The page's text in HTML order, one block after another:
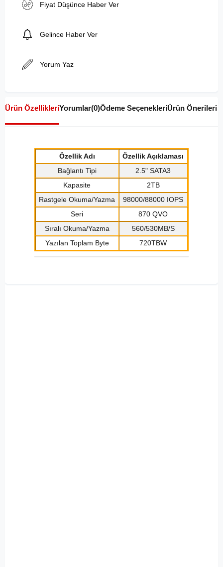
Fiyat Düşünce Haber Ver
Gelince Haber Ver
Yorum Yaz
Ürün ÖzellikleriYorumlar(0)Ödeme SeçenekleriÜrün Önerileri
Özellik Adı
Özellik Açıklaması
Bağlantı Tipi
2.5" SATA3
Kapasite
2TB
Rastgele Okuma/Yazma
98000/88000 IOPS
Seri
870 QVO
Sıralı Okuma/Yazma
560/530MB/S
Yazılan Toplam Byte
720TBW